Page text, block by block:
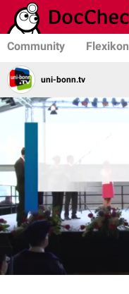
Community Flexikon
uni-bonn.tv